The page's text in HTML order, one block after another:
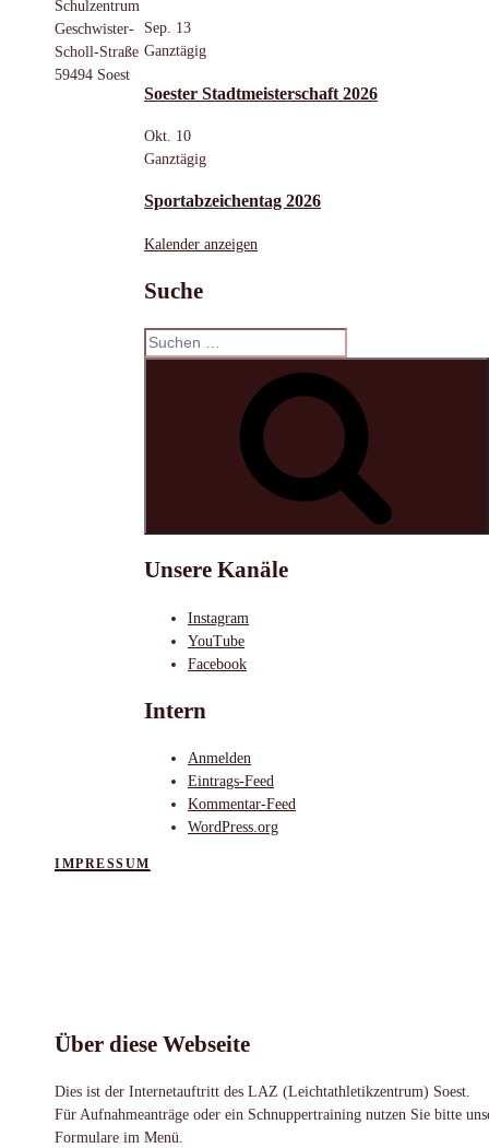
Sep. 13
Ganztägig
Soester Stadtmeisterschaft 2026
Okt. 10
Ganztägig
Sportabzeichentag 2026
Kalender anzeigen
Suche
Suchen
nach:
Unsere Kanäle
Instagram
YouTube
Facebook
Intern
Anmelden
Eintrags-Feed
Kommentar-Feed
WordPress.org
Schulzentrum
Geschwister-
Scholl-Straße
59494 Soest
IMPRESSUM
Über diese Webseite
Dies ist der Internetauftritt des LAZ (Leichtathletikzentrum) Soest.
Für Aufnahmeanträge oder ein Schnuppertraining nutzen Sie bitte
Formulare im Menü.